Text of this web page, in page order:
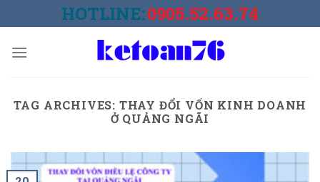
to
HOTLINE:0905.52.63.74
TAG ARCHIVES: THAY ĐỔI VỐN KINH DOANH
Ở QUẢNG NGÃI